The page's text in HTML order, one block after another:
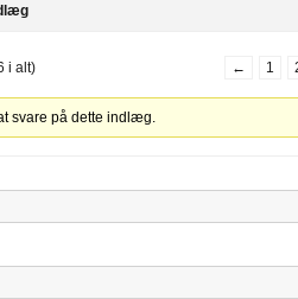
i alt) ← 1
svare på dette indlæg.